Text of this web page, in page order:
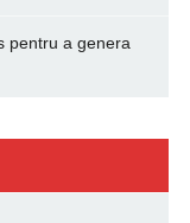
pentru a genera